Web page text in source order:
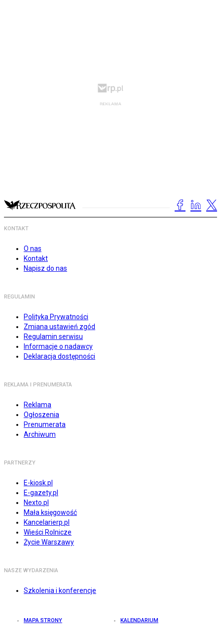
KONTAKT
O nas
Kontakt
Napisz do nas
REGULAMIN
Polityka Prywatności
Zmiana ustawień zgód
Regulamin serwisu
Informacje o nadawcy
Deklaracja dostępności
REKLAMA I PRENUMERATA
Reklama
Ogłoszenia
Prenumerata
Archiwum
PARTNERZY
E-kiosk.pl
E-gazety.pl
Nexto.pl
Mała księgowość
Kancelarierp.pl
Wieści Rolnicze
Życie Warszawy
NASZE WYDARZENIA
Szkolenia i konferencje
MAPA STRONY KALENDARIUM